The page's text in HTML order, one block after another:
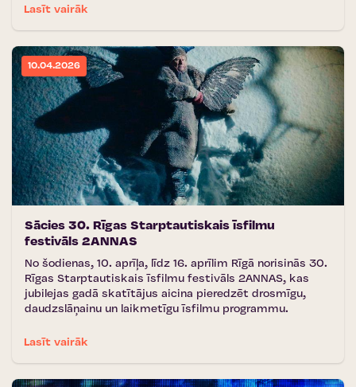
Lasīt vairāk
10.04.2026
Sācies 30. Rīgas Starptautiskais īsfilmu
festivāls 2ANNAS
No šodienas, 10. aprīļa, līdz 16. aprīlim Rīgā norisinās 30.
Rīgas Starptautiskais īsfilmu festivāls 2ANNAS, kas
jubilejas gadā skatītājus aicina pieredzēt drosmīgu,
daudzslāņainu un laikmetīgu īsfilmu programmu.
Lasīt vairāk